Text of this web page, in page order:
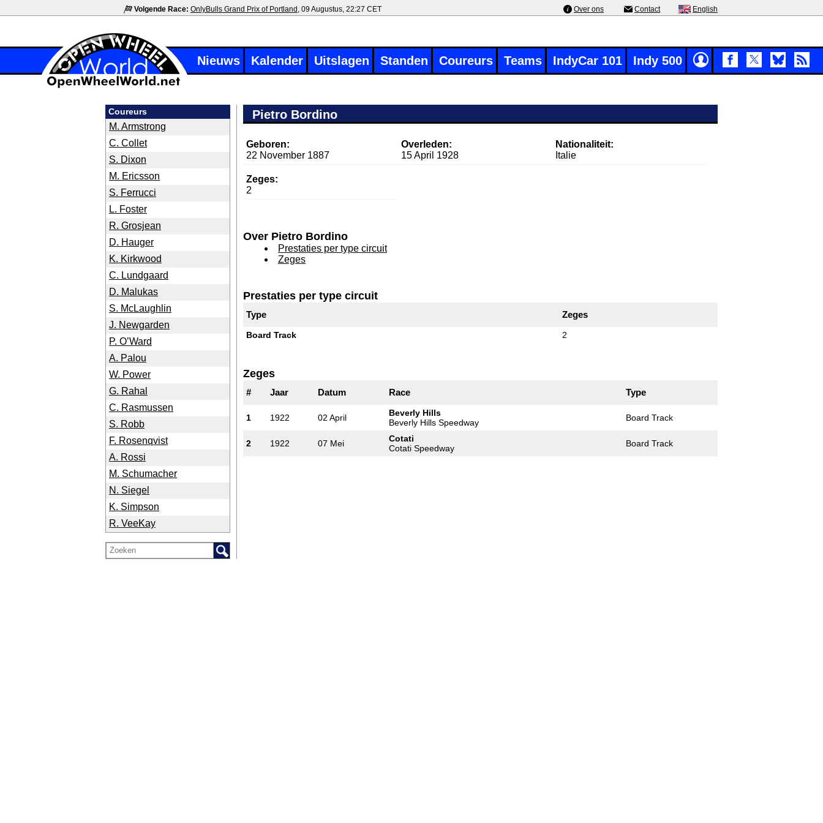
Volgende Race: OnlyBulls Grand Prix of Portland , 09 Augustus, 22:27 CET Over ons Contact English
Nieuws Kalender Uitslagen Standen Coureurs Teams IndyCar 101 Indy 500
Coureurs
M. Armstrong
C. Collet
S. Dixon
M. Ericsson
S. Ferrucci
L. Foster
R. Grosjean
D. Hauger
K. Kirkwood
C. Lundgaard
D. Malukas
S. McLaughlin
J. Newgarden
P. O’Ward
A. Palou
W. Power
G. Rahal
C. Rasmussen
S. Robb
F. Rosenqvist
A. Rossi
M. Schumacher
N. Siegel
K. Simpson
R. VeeKay
Pietro Bordino
Geboren:
22 November 1887
Overleden:
15 April 1928
Nationaliteit:
Italie
Zeges:
2
Over Pietro Bordino
Prestaties per type circuit
Zeges
Prestaties per type circuit
Type Zeges
Board Track 2
Zeges
# Jaar Datum Race Type
1 1922 02 April
Beverly Hills
Beverly Hills Speedway
Board Track
2 1922 07 Mei
Cotati
Cotati Speedway
Board Track